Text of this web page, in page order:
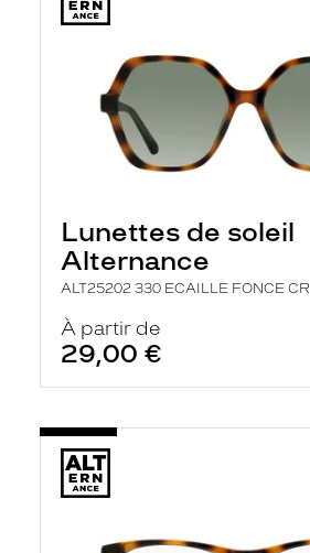
Lunettes de soleil
Alternance
ALT25202 330 ECAILLE FONCE CR
À partir de
29,00 €